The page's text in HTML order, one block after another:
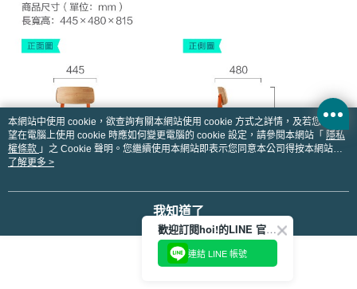
本網站中使用 cookie，欲查詢有關本網站使用 cookie 方式之詳情，及若您不希
望在電腦上使用 cookie 時應如何變更電腦的 cookie 設定，請參閱本網站「 隱私
權條款 」之 Cookie 聲明。您繼續使用本網站即表示您同意本公司得按本網站使
用條款之 Cookie 聲明使用 cookie。
了解更多 >
我知道了
歡迎訂閱hoi!的LINE 官方帳號
連結 LINE 帳號